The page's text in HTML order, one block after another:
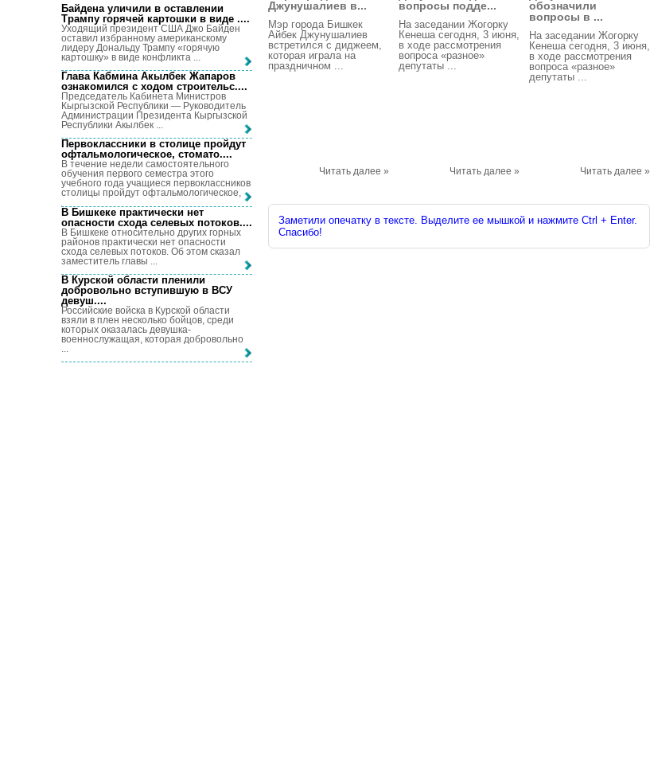
Джунушалиев в...
Мэр города Бишкек
Айбек Джунушалиев
встретился с диджеем,
которая играла на
праздничном ...
Читать далее »
вопросы подде...
На заседании Жогорку
Кенеша сегодня, 3 июня,
в ходе рассмотрения
вопроса «разное»
депутаты ...
Читать далее »
обозначили
вопросы в ...
На заседании Жогорку
Кенеша сегодня, 3 июня,
в ходе рассмотрения
вопроса «разное»
депутаты ...
Читать далее »
Заметили опечатку в тексте. Выделите ее мышкой и нажмите Ctrl + Enter.
Спасибо!
Байдена уличили в оставлении
Трампу горячей картошки в виде ....
Уходящий президент США Джо Байден
оставил избранному американскому
лидеру Дональду Трампу «горячую
картошку» в виде конфликта ...
Глава Кабмина Акылбек Жапаров
ознакомился с ходом строительс....
Председатель Кабинета Министров
Кыргызской Республики — Руководитель
Администрации Президента Кыргызской
Республики Акылбек ...
Первоклассники в столице пройдут
офтальмологическое, стомато....
В течение недели самостоятельного
обучения первого семестра этого
учебного года учащиеся первоклассников
столицы пройдут офтальмологическое, ...
В Бишкеке практически нет
опасности схода селевых потоков....
В Бишкеке относительно других горных
районов практически нет опасности
схода селевых потоков. Об этом сказал
заместитель главы ...
В Курской области пленили
добровольно вступившую в ВСУ
девуш....
Российские войска в Курской области
взяли в плен несколько бойцов, среди
которых оказалась девушка-
военнослужащая, которая добровольно
...